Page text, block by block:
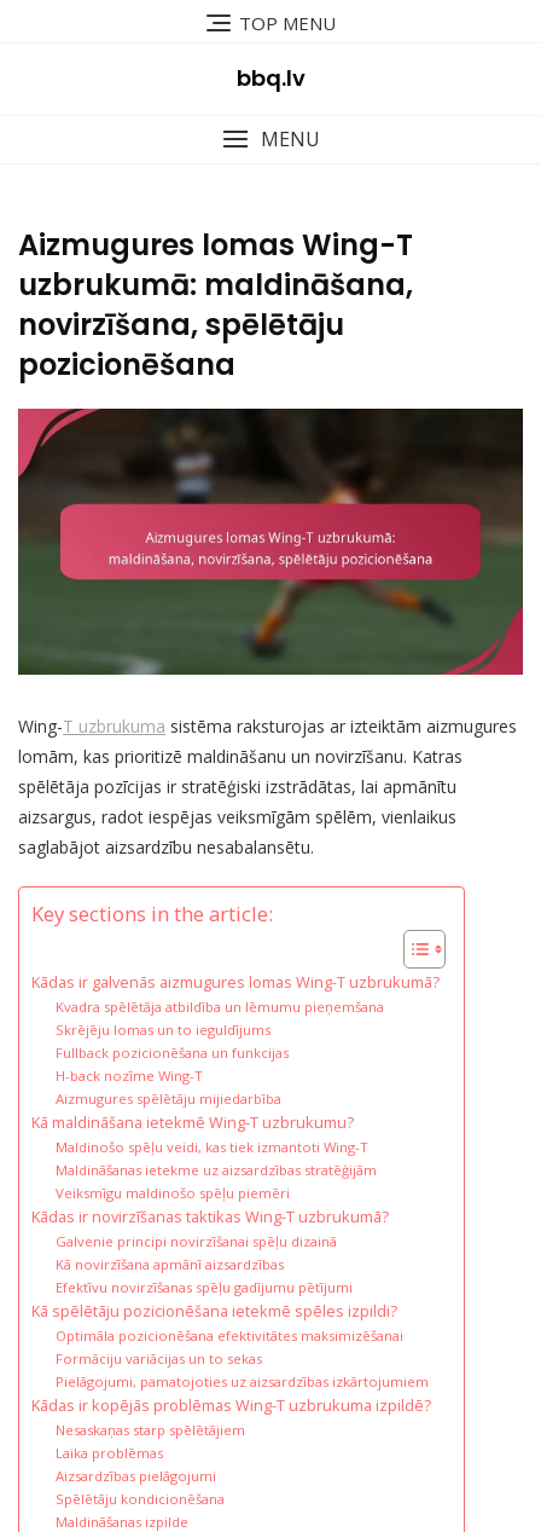
TOP MENU
bbq.lv
MENU
Aizmugures lomas Wing-T
uzbrukumā: maldināšana,
novirzīšana, spēlētāju
pozicionēšana
Wing-T uzbrukuma sistēma raksturojas ar izteiktām aizmugures
lomām, kas prioritizē maldināšanu un novirzīšanu. Katras
spēlētāja pozīcijas ir stratēģiski izstrādātas, lai apmānītu
aizsargus, radot iespējas veiksmīgām spēlēm, vienlaikus
saglabājot aizsardzību nesabalansētu.
Key sections in the article:
Kādas ir galvenās aizmugures lomas Wing-T uzbrukumā?
Kvadra spēlētāja atbildība un lēmumu pieņemšana
Skrējēju lomas un to ieguldījums
Fullback pozicionēšana un funkcijas
H-back nozīme Wing-T
Aizmugures spēlētāju mijiedarbība
Kā maldināšana ietekmē Wing-T uzbrukumu?
Maldinošo spēļu veidi, kas tiek izmantoti Wing-T
Maldināšanas ietekme uz aizsardzības stratēģijām
Veiksmīgu maldinošo spēļu piemēri
Kādas ir novirzīšanas taktikas Wing-T uzbrukumā?
Galvenie principi novirzīšanai spēļu dizainā
Kā novirzīšana apmānī aizsardzības
Efektīvu novirzīšanas spēļu gadījumu pētījumi
Kā spēlētāju pozicionēšana ietekmē spēles izpildi?
Optimāla pozicionēšana efektivitātes maksimizēšanai
Formāciju variācijas un to sekas
Pielāgojumi, pamatojoties uz aizsardzības izkārtojumiem
Kādas ir kopējās problēmas Wing-T uzbrukuma izpildē?
Nesaskaņas starp spēlētājiem
Laika problēmas
Aizsardzības pielāgojumi
Spēlētāju kondicionēšana
Maldināšanas izpilde